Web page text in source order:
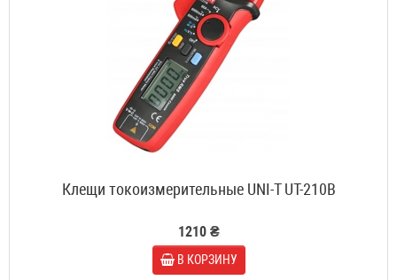
Клещи токоизмерительные UNI-T UT-210B
1210 ₴
В КОРЗИНУ